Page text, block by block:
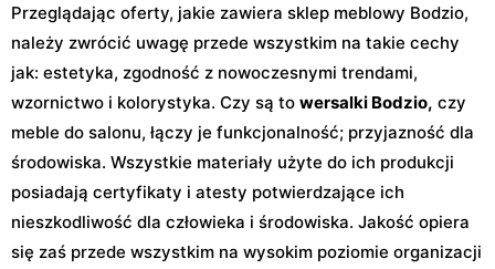
Przeglądając oferty, jakie zawiera sklep meblowy Bodzio,
należy zwrócić uwagę przede wszystkim na takie cechy
jak: estetyka, zgodność z nowoczesnymi trendami,
wzornictwo i kolorystyka. Czy są to wersalki Bodzio, czy
meble do salonu, łączy je funkcjonalność; przyjazność dla
środowiska. Wszystkie materiały użyte do ich produkcji
posiadają certyfikaty i atesty potwierdzające ich
nieszkodliwość dla człowieka i środowiska. Jakość opiera
się zaś przede wszystkim na wysokim poziomie organizacji